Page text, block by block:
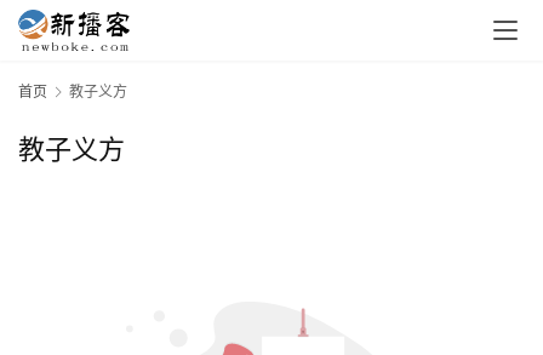
首页 教子义方
教子义方